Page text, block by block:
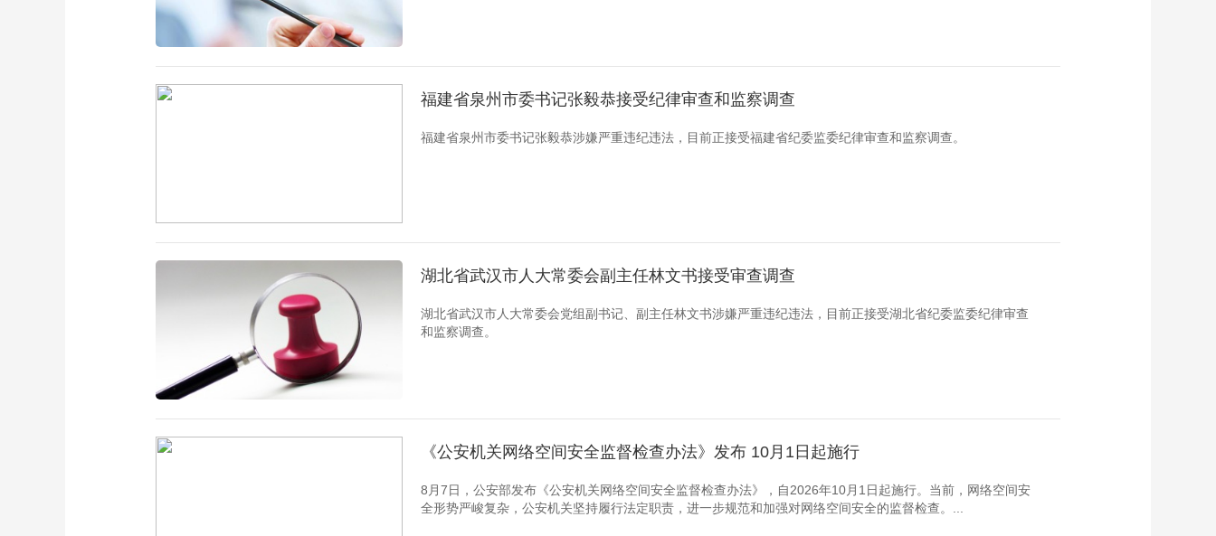
福建省泉州市委书记张毅恭接受纪律审查和监察调查
福建省泉州市委书记张毅恭涉嫌严重违纪违法，目前正接受福建省纪委监委纪律审查和监察调查。
湖北省武汉市人大常委会副主任林文书接受审查调查
湖北省武汉市人大常委会党组副书记、副主任林文书涉嫌严重违纪违法，目前正接受湖北省纪委监委纪律审查
和监察调查。
《公安机关网络空间安全监督检查办法》发布 10月1日起施行
8月7日，公安部发布《公安机关网络空间安全监督检查办法》，自2026年10月1日起施行。当前，网络空间安
全形势严峻复杂，公安机关坚持履行法定职责，进一步规范和加强对网络空间安全的监督检查。...